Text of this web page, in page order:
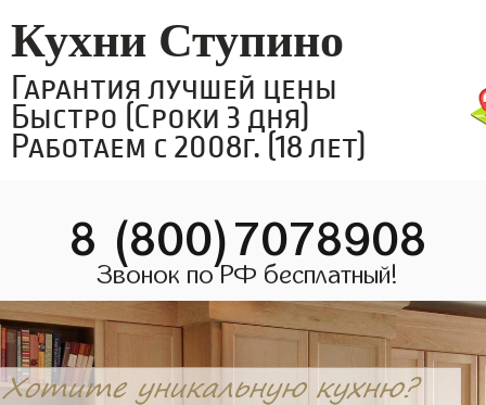
Кухни Ступино
Гарантия лучшей цены
Быстро (Сроки 3 дня)
Работаем с 2008г. (18 лет)
8 (800)7078908
Звонок по РФ бесплатный!